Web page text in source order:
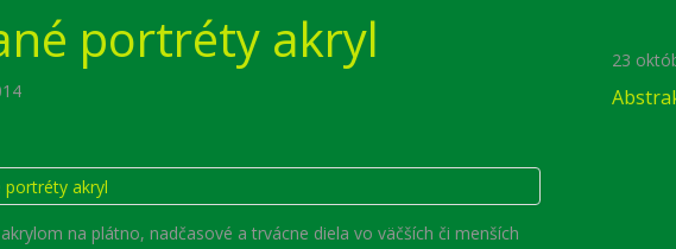
portréty akryl
na plátno, nadčasové a trvácne diela vo väčších či menších
23